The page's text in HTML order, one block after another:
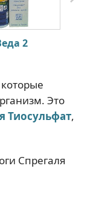
2
Это
Тиосульфат,
Спрегаля